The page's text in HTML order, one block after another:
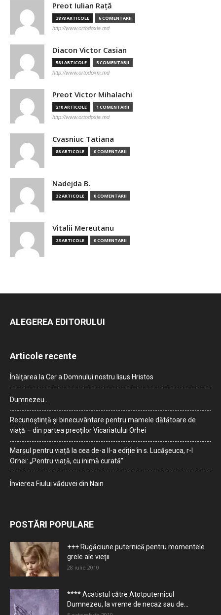
Preot Iulian Raţă
3878 ARTICOLE 6 COMENTARII
http://www.ortodoxia.md
Diacon Victor Casian
581 ARTICOLE 5 COMENTARII
http://www.ortodoxia.md
Preot Victor Mihalachi
210 ARTICOLE 1 COMENTARII
http://www.ortodoxia.md
Cvasniuc Tatiana
88 ARTICOLE 0 COMENTARII
Nadejda B.
32 ARTICOLE 0 COMENTARII
Vitalii Mereutanu
23 ARTICOLE 0 COMENTARII
ALEGEREA EDITORULUI
Articole recente
Înălțarea la Cer a Domnului nostru Iisus Hristos
Dumnezeu…
Recunoștință și binecuvântare pentru mamele dătătoare de
viață – din partea preoților Vicariatului Orhei
Marșul pentru viață la cea de-a II-a ediție în s. Lucășeuca, r-l
Orhei: „Pentru viață, cu inimă curată”
Învierea Fiului văduvei din Nain
POSTĂRI POPULARE
+++ Rugăciune puternică pentru momentele
grele ale vieţii
28 iulie 2010
**** Acatistul către Atotputernicul
Dumnezeu, la vreme de necaz sau de...